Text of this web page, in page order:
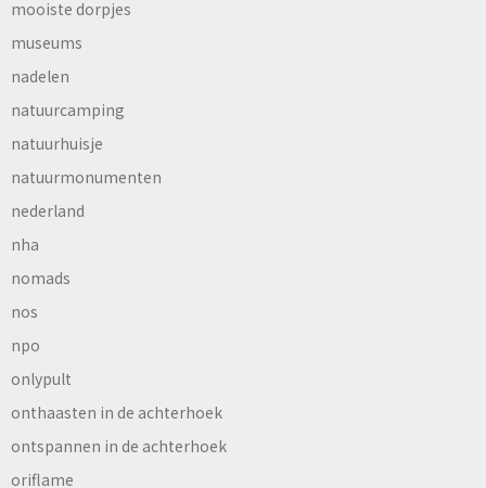
mooiste dorpjes
museums
nadelen
natuurcamping
natuurhuisje
natuurmonumenten
nederland
nha
nomads
nos
npo
onlypult
onthaasten in de achterhoek
ontspannen in de achterhoek
oriflame